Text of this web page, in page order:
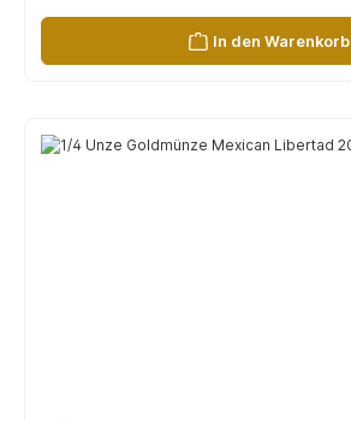
In den Warenkorb